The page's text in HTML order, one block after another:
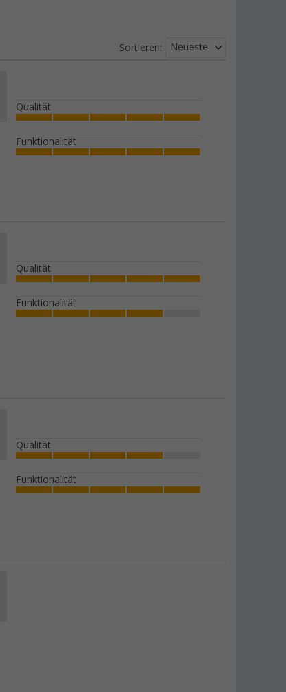
Sortieren: Neueste
Qualität
Funktionalität
Qualität
Funktionalität
Qualität
Funktionalität